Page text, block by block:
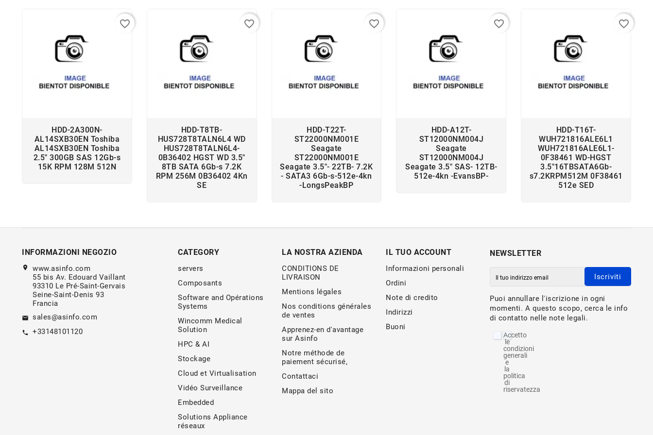
HDD-2A300N-
AL14SXB30EN Toshiba
AL14SXB30EN Toshiba
2.5" 300GB SAS 12Gb-s
15K RPM 128M 512N
favorite_border
HDD-T8TB-
HUS728T8TALN6L4 WD
HUS728T8TALN6L4-
0B36402 HGST WD 3.5"
8TB SATA 6Gb-s 7.2K
RPM 256M 0B36402 4Kn
SE
favorite_border
HDD-T22T-
ST22000NM001E
Seagate
ST22000NM001E
Seagate 3.5"- 22TB- 7.2K
- SATA3 6Gb-s-512e-4kn
-LongsPeakBP
favorite_border
HDD-A12T-
ST12000NM004J
Seagate
ST12000NM004J
Seagate 3.5" SAS- 12TB-
512e-4kn -EvansBP-
favorite_border
HDD-T16T-
WUH721816ALE6L1
WUH721816ALE6L1-
0F38461 WD-HGST
3.5"16TBSATA6Gb-
s7.2KRPM512M 0F38461
512e SED
favorite_border
INFORMAZIONI NEGOZIO
location_on
www.asinfo.com
55 bis Av. Edouard Vaillant
93310 Le Pré-Saint-Gervais
Seine-Saint-Denis 93
Francia
email sales@asinfo.com
call +33148101120
CATEGORY
servers
Composants
Software and Opérations
Systems
Wincomm Medical
Solution
HPC & AI
Stockage
Cloud et Virtualisation
Vidéo Surveillance
Embedded
Solutions Appliance
réseaux
LA NOSTRA AZIENDA
CONDITIONS DE
LIVRAISON
Mentions légales
Nos conditions générales
de ventes
Apprenez-en d'avantage
sur Asinfo
Notre méthode de
paiement sécurisé,
Contattaci
Mappa del sito
IL TUO ACCOUNT
Informazioni personali
Ordini
Note di credito
Indirizzi
Buoni
NEWSLETTER
Iscriviti
Puoi annullare l'iscrizione in ogni
momenti. A questo scopo, cerca le info
di contatto nelle note legali.
Accetto
le
condizioni
generali
e
la
politica
di
riservatezza